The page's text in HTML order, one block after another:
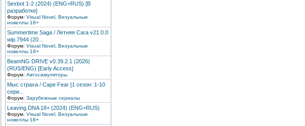
Sexbot 1-2 (2024) (ENG+RUS) [В
разработке]
Форум: Visual Novel, Визуальные
новеллы 18+
Summertime Saga / Летняя Сага v21.0.0
wip.7944 (20...
Форум: Visual Novel, Визуальные
новеллы 18+
BeamNG DRIVE v0.39.2.1 (2026)
(RUS/ENG) [Early Access]
Форум: Автосимуляторы
Мыс страха / Cape Fear [1 сезон: 1-10
сери...
Форум: Зарубежные сериалы
Leaving DNA 18+ (2024) (ENG+RUS)
Форум: Visual Novel, Визуальные
новеллы 18+